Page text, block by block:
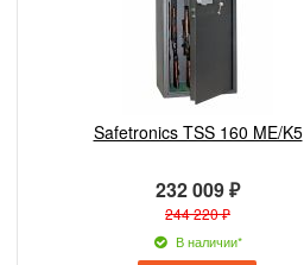
Safetronics TSS 160 ME/K5
232 009 ₽
244 220 ₽
В наличии*